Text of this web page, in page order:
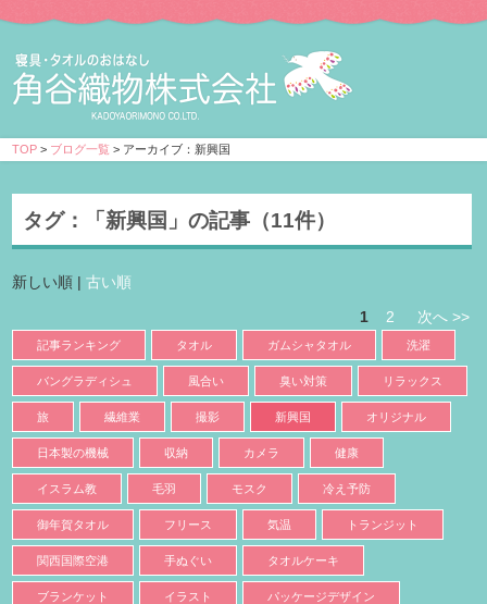
TOP > ブログ一覧 > アーカイブ：新興国
タグ： 「新興国」の記事（11件）
新しい順 |古い順
1
2 次へ >>
記事ランキング タオル ガムシャタオル 洗濯
バングラディシュ 風合い 臭い対策 リラックス
旅 繊維業 撮影 新興国 オリジナル
日本製の機械 収納 カメラ 健康
イスラム教 毛羽 モスク 冷え予防
御年賀タオル フリース 気温 トランジット
関西国際空港 手ぬぐい タオルケーキ
ブランケット イラスト パッケージデザイン